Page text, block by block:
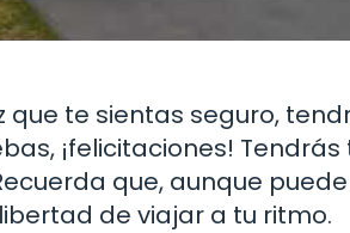
que te sientas seguro,
¡felicitaciones!
que, aunque
de viajar a tu ritmo.